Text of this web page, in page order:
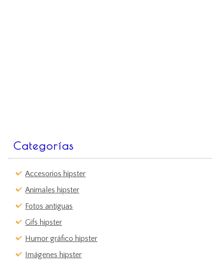
Categorías
Accesorios hipster
Animales hipster
Fotos antiguas
Gifs hipster
Humor gráfico hipster
Imágenes hipster